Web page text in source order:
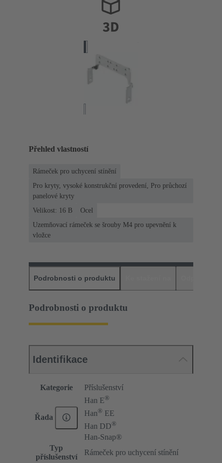
Přehled vlastností
Rámeček pro uchycení stínění
Pro kryty, vysoké konstrukční provedení, Pro průchozí
panelové kryty
Velikost: 16 B
Ocel
Uzemňovací rámeček se šrouby M4 pro upevnění k
vložce
Podrobnosti o produktu
Podrobnosti o produktu
Identifikace
Kategorie Příslušenství
Řada
Han E®
Han® EE
Han DD®
Han-Snap®
Typ
příslušenství
Rámeček pro uchycení stínění